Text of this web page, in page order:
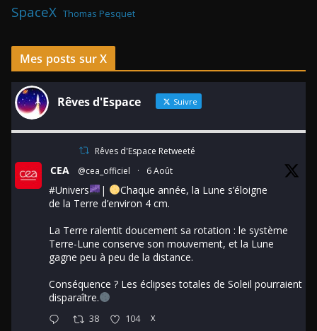
SpaceX Thomas Pesquet
Mes posts sur X
Rêves d'Espace Suivre
Rêves d'Espace Retweeté
CEA @cea_officiel · 6 Août
#Univers |
Chaque année, la Lune s’éloigne
de la Terre d’environ 4 cm.
La Terre ralentit doucement sa rotation : le système
Terre-Lune conserve son mouvement, et la Lune
gagne peu à peu de la distance.
Conséquence ? Les éclipses totales de Soleil pourraient
disparaître.
38 104 X